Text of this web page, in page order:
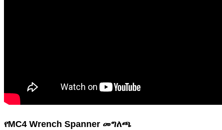
የMC4 Wrench Spanner መግለጫ